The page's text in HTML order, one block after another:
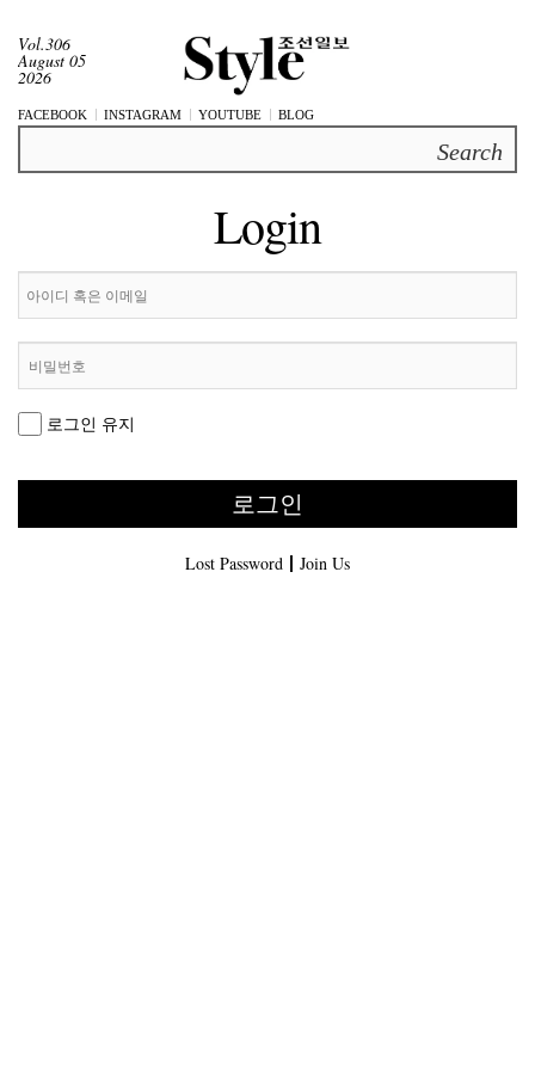
Vol.306
August 05
2026
FACEBOOK INSTAGRAM YOUTUBE BLOG
Login
로그인 유지
Lost Password Join Us